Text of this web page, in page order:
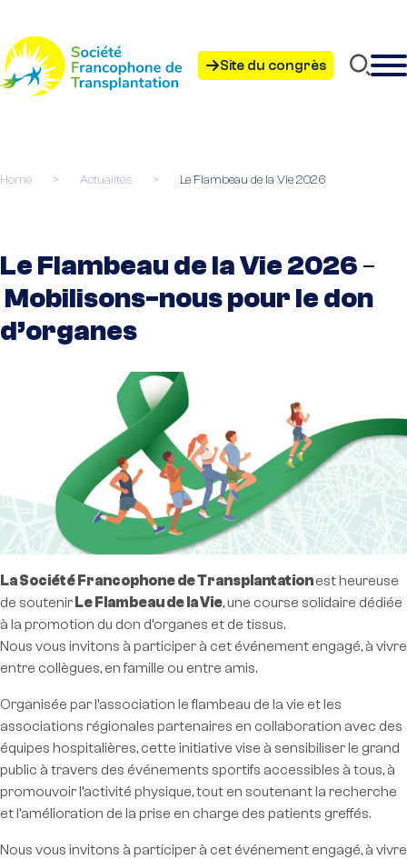
Site du congrès
Home > Actualités > Le Flambeau de la Vie 2026
Le Flambeau de la Vie 2026 –
Mobilisons-nous pour le don
d’organes
La Société Francophone de Transplantationest heureuse
de soutenir Le Flambeau de la Vie, une course solidaire dédiée
à la promotion du don d’organes et de tissus.
Nous vous invitons à participer à cet événement engagé, à vivre
entre collègues, en famille ou entre amis.
Organisée par l’association le flambeau de la vie et les
associations régionales partenaires en collaboration avec des
équipes hospitalières, cette initiative vise à sensibiliser le grand
public à travers des événements sportifs accessibles à tous, à
promouvoir l’activité physique, tout en soutenant la recherche
et l’amélioration de la prise en charge des patients greffés.
Nous vous invitons à participer à cet événement engagé, à vivre